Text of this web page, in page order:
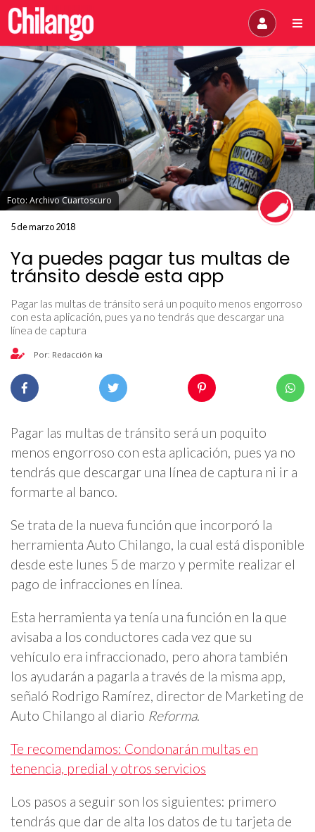
Foto: Archivo Cuartoscuro
5 de marzo 2018
Ya puedes pagar tus multas de
tránsito desde esta app
Pagar las multas de tránsito será un poquito menos engorroso
con esta aplicación, pues ya no tendrás que descargar una
línea de captura
Por: Redacción ka
Pagar las multas de tránsito será un poquito
menos engorroso con esta aplicación, pues ya no
tendrás que descargar una línea de captura ni ir a
formarte al banco.
Se trata de la nueva función que incorporó la
herramienta Auto Chilango, la cual está disponible
desde este lunes 5 de marzo y permite realizar el
pago de infracciones en línea.
Esta herramienta ya tenía una función en la que
avisaba a los conductores cada vez que su
vehículo era infraccionado, pero ahora también
los ayudarán a pagarla a través de la misma app,
señaló Rodrigo Ramírez, director de Marketing de
Auto Chilango al diario Reforma.
Te recomendamos: Condonarán multas en
tenencia, predial y otros servicios
Los pasos a seguir son los siguientes: primero
tendrás que dar de alta los datos de tu tarjeta de